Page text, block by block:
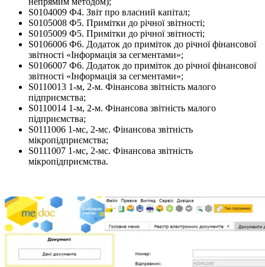
S0104009 Ф4. Звіт про власний капітал;
S0105008 Ф5. Примітки до річної звітності;
S0105009 Ф5. Примітки до річної звітності;
S0106006 Ф6. Додаток до приміток до річної фінансової
звітності «Інформація за сегментами»;
S0106007 Ф6. Додаток до приміток до річної фінансової
звітності «Інформація за сегментами»;
S0110013 1-м, 2-м. Фінансова звітність малого
підприємства;
S0110014 1-м, 2-м. Фінансова звітність малого
підприємства;
S0111006 1-мс, 2-мс. Фінансова звітність
мікропідприємства;
S0111007 1-мс, 2-мс. Фінансова звітність
мікропідприємства.